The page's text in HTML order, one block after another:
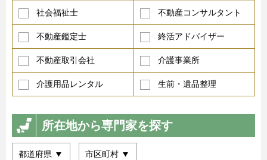
社会福祉士 不動産コンサルタント
不動産鑑定士 終活アドバイザー
不動産取引会社 介護事業所
介護用品レンタル 生前・遺品整理
所在地から専門家を探す